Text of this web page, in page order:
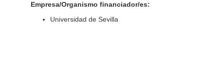
Empresa/Organismo financiador/es:
Universidad de Sevilla